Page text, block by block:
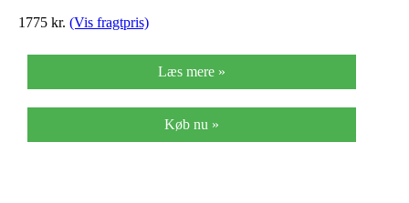
1775 kr. (Vis fragtpris)
Læs mere »
Køb nu »